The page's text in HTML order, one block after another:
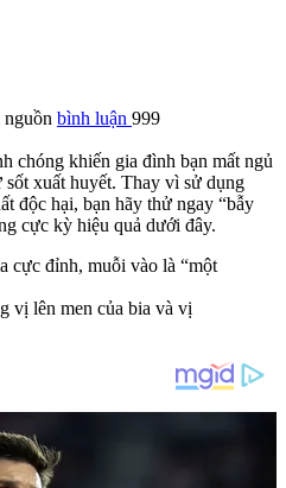
nguồn bình luận 999
chóng khiến gia đình bạn mất ngủ
xuất huyết. Thay vì sử dụng
độc hại, bạn hãy thử ngay “bẫy
cực kỳ hiệu quả dưới đây.
vị lên men của bia và vị